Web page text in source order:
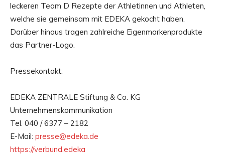
leckeren Team D Rezepte der Athletinnen und Athleten,
welche sie gemeinsam mit EDEKA gekocht haben.
Darüber hinaus tragen zahlreiche Eigenmarkenprodukte
das Partner-Logo.
Pressekontakt:
EDEKA ZENTRALE Stiftung & Co. KG
Unternehmenskommunikation
Tel. 040 / 6377 – 2182
E-Mail: presse@edeka.de
https://verbund.edeka